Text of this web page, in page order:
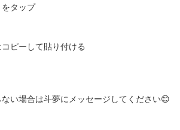
をタップ
ピーして貼り付ける
い場合は斗夢にメッセージしてください😊